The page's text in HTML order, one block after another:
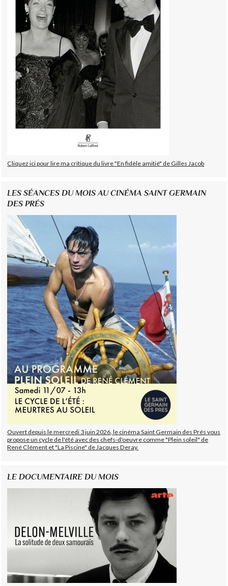
Cliquez ici pour lire ma critique du livre "En fidèle amitié" de Gilles Jacob
LES SÉANCES DU MOIS AU CINÉMA SAINT GERMAIN
DES PRÉS
Ouvert depuis le mercredi 3 juin 2026, le cinéma Saint Germain des Prés vous
propose un cycle de l'été avec des chefs-d'oeuvre comme "Plein soleil" de
René Clément et "La Piscine" de Jacques Deray.
LE DOCUMENTAIRE DU MOIS